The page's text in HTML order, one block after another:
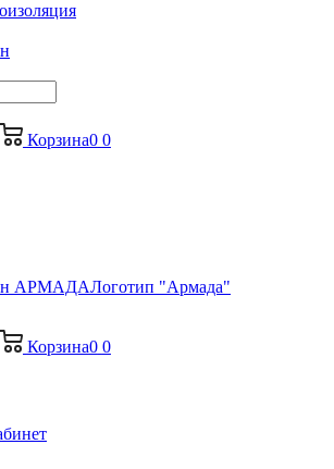
Корзина0 0
Логотип "Армада"
Корзина0 0